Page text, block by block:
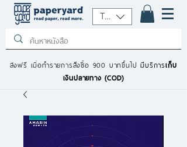
THB (฿)
ส่งฟรี เมื่อทำรายการสั่งซื้อ 900 บาทขึ้นไปมีบริการเก็บ
เงินปลายทาง (COD)